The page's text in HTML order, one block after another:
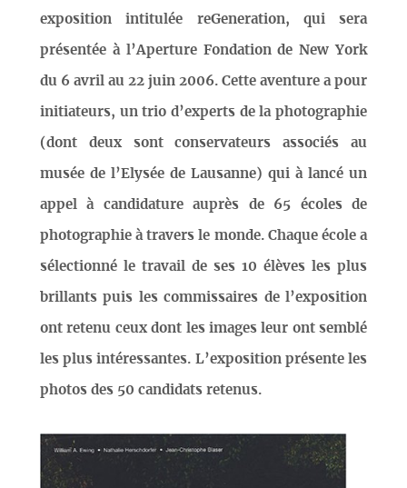
exposition intitulée reGeneration, qui sera
présentée à l’Aperture Fondation de New York
du 6 avril au 22 juin 2006. Cette aventure a pour
initiateurs, un trio d’experts de la photographie
(dont deux sont conservateurs associés au
musée de l’Elysée de Lausanne) qui à lancé un
appel à candidature auprès de 65 écoles de
photographie à travers le monde. Chaque école a
sélectionné le travail de ses 10 élèves les plus
brillants puis les commissaires de l’exposition
ont retenu ceux dont les images leur ont semblé
les plus intéressantes. L’exposition présente les
photos des 50 candidats retenus.